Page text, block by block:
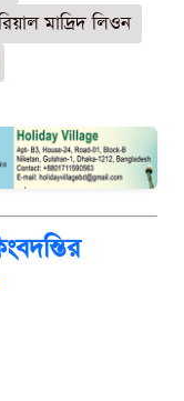
মাদ্রিদ লিওন